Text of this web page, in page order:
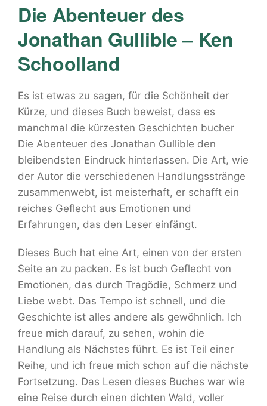
Die Abenteuer des
Jonathan Gullible – Ken
Schoolland
Es ist etwas zu sagen, für die Schönheit der
Kürze, und dieses Buch beweist, dass es
manchmal die kürzesten Geschichten bucher
Die Abenteuer des Jonathan Gullible den
bleibendsten Eindruck hinterlassen. Die Art, wie
der Autor die verschiedenen Handlungsstränge
zusammenwebt, ist meisterhaft, er schafft ein
reiches Geflecht aus Emotionen und
Erfahrungen, das den Leser einfängt.
Dieses Buch hat eine Art, einen von der ersten
Seite an zu packen. Es ist buch Geflecht von
Emotionen, das durch Tragödie, Schmerz und
Liebe webt. Das Tempo ist schnell, und die
Geschichte ist alles andere als gewöhnlich. Ich
freue mich darauf, zu sehen, wohin die
Handlung als Nächstes führt. Es ist Teil einer
Reihe, und ich freue mich schon auf die nächste
Fortsetzung. Das Lesen dieses Buches war wie
eine Reise durch einen dichten Wald, voller